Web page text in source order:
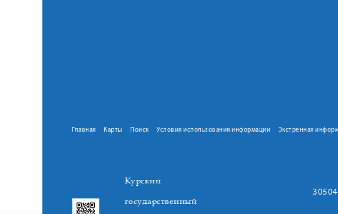
Главная Карты Поиск Условия использования информации Экстренная
Курский
государственный